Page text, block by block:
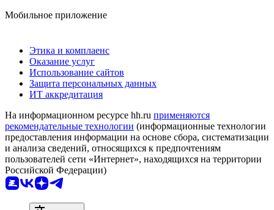
Мобильное приложение
Этика и комплаенс
Оказание услуг
Использование сайтов
Защита персональных данных
ИТ аккредитация
На информационном ресурсе hh.ru применяются
рекомендательные технологии (информационные технологии
предоставления информации на основе сбора, систематизации
и анализа сведений, относящихся к предпочтениям
пользователей сети «Интернет», находящихся на территории
Российской Федерации)